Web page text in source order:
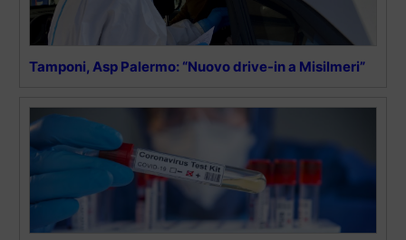
Tamponi, Asp Palermo: “Nuovo drive-in a Misilmeri”